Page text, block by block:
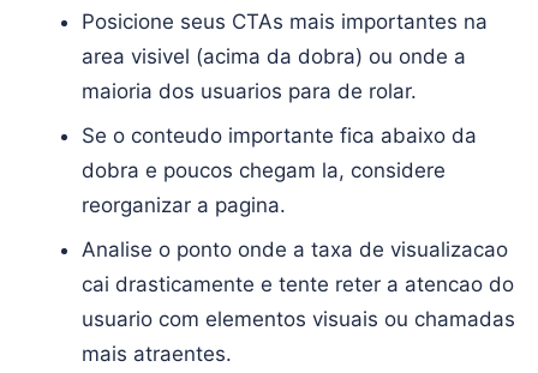
Posicione seus CTAs mais importantes na
area visivel (acima da dobra) ou onde a
maioria dos usuarios para de rolar.
Se o conteudo importante fica abaixo da
dobra e poucos chegam la, considere
reorganizar a pagina.
Analise o ponto onde a taxa de visualizacao
cai drasticamente e tente reter a atencao do
usuario com elementos visuais ou chamadas
mais atraentes.